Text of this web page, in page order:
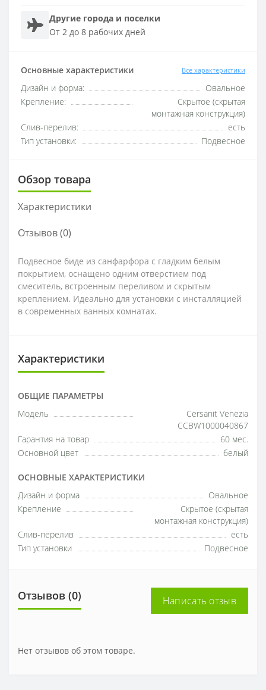
Другие города и поселки
От 2 до 8 рабочих дней
Основные характеристики Все характеристики
Дизайн и форма:
Овальное
Крепление:
Скрытое (скрытая
монтажная конструкция)
Слив-перелив:
есть
Тип установки:
Подвесное
Обзор товара
Характеристики
Отзывов (0)
Подвесное биде из санфарфора с гладким белым
покрытием, оснащено одним отверстием под
смеситель, встроенным переливом и скрытым
креплением. Идеально для установки с инсталляцией
в современных ванных комнатах.
Характеристики
ОБЩИЕ ПАРАМЕТРЫ
Модель
Cersanit Venezia
CCBW1000040867
Гарантия на товар
60 мес.
Основной цвет
белый
ОСНОВНЫЕ ХАРАКТЕРИСТИКИ
Дизайн и форма
Овальное
Крепление
Скрытое (скрытая
монтажная конструкция)
Слив-перелив
есть
Тип установки
Подвесное
Отзывов (0) Написать отзыв
Нет отзывов об этом товаре.